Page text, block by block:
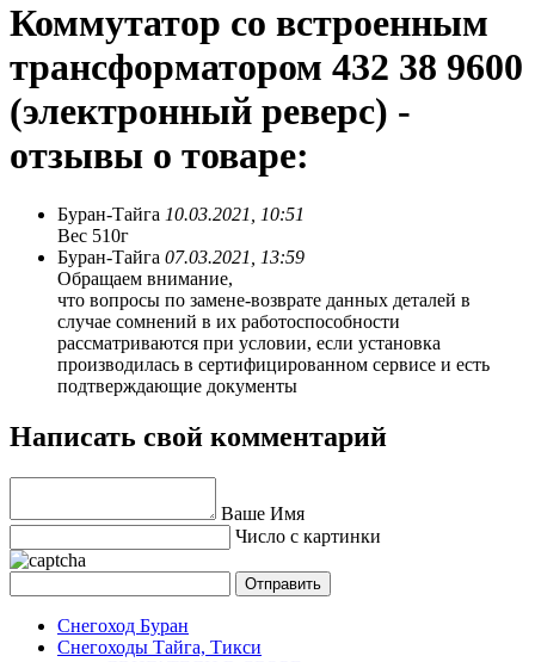
Коммутатор со встроенным
трансформатором 432 38 9600
(электронный реверс) -
отзывы о товаре:
Буран-Тайга 10.03.2021, 10:51
Вес 510г
Буран-Тайга 07.03.2021, 13:59
Обращаем внимание,
что вопросы по замене-возврате данных деталей в
случае сомнений в их работоспособности
рассматриваются при условии, если установка
производилась в сертифицированном сервисе и есть
подтверждающие документы
Написать свой комментарий
Ваше Имя
Число с картинки
Снегоход Буран
Снегоходы Тайга, Тикси